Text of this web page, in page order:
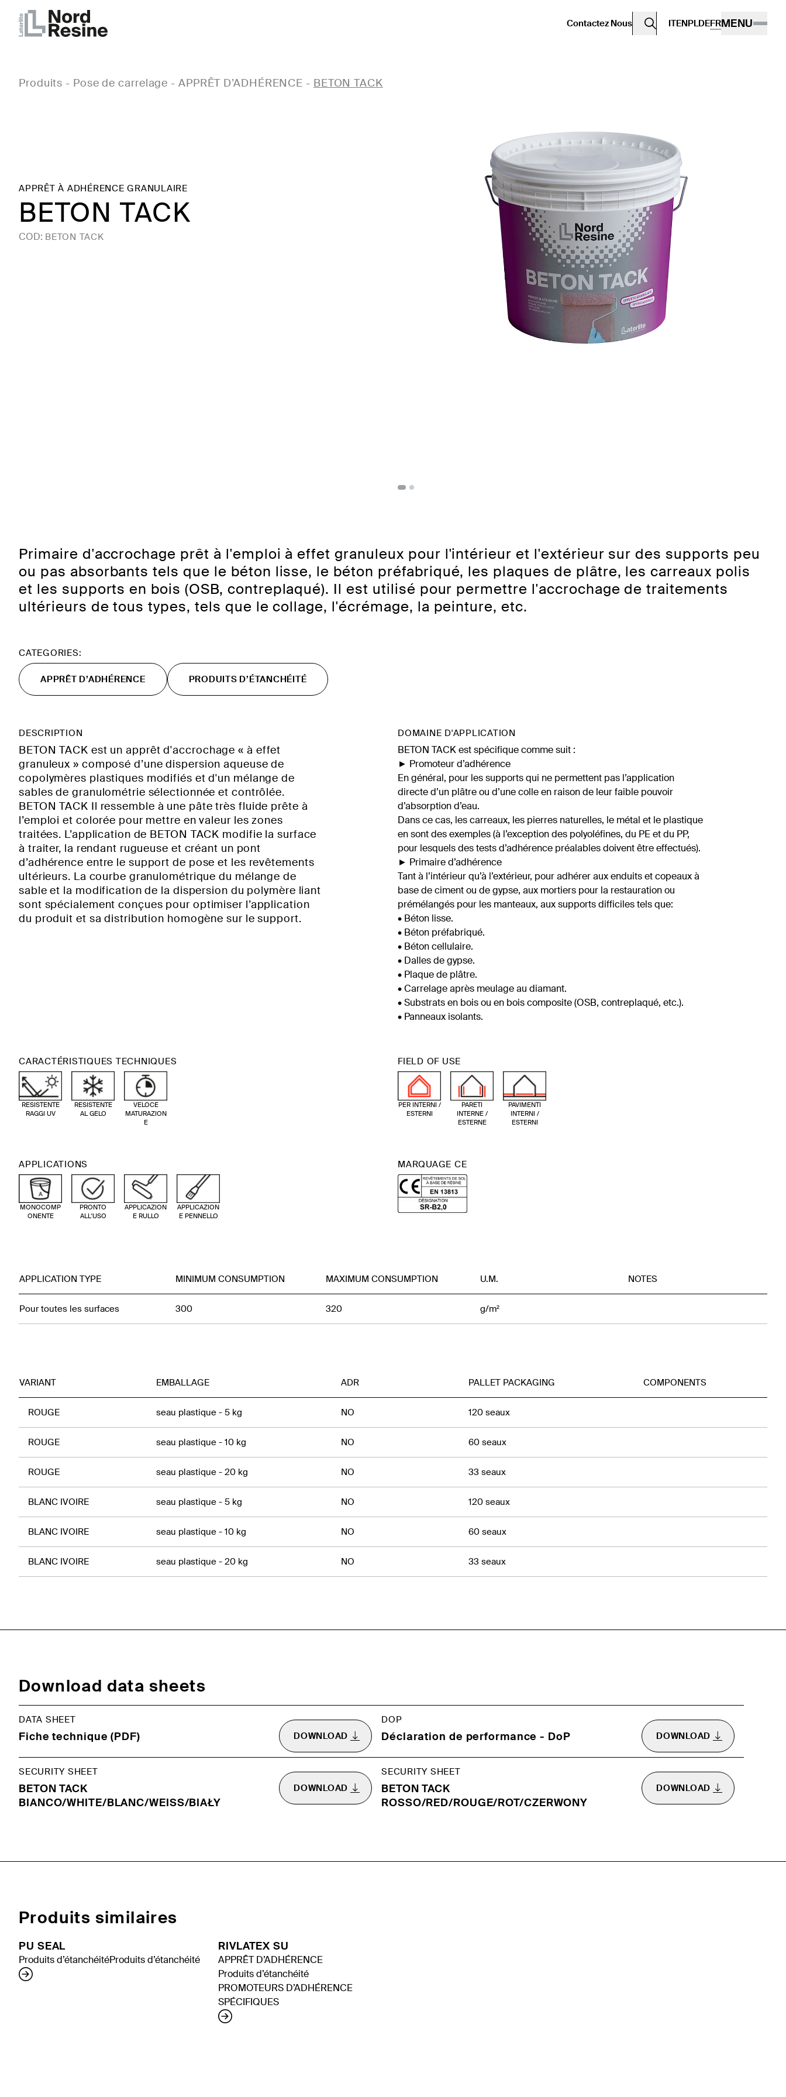
Contactez Nous ITENPLDEFRMENU
Produits - Pose de carrelage - APPRÊT D’ADHÉRENCE - BETON TACK
APPRÊT À ADHÉRENCE GRANULAIRE
BETON TACK
COD: BETON TACK
Primaire d'accrochage prêt à l'emploi à effet granuleux pour l'intérieur et l'extérieur sur des supports peu
ou pas absorbants tels que le béton lisse, le béton préfabriqué, les plaques de plâtre, les carreaux polis
et les supports en bois (OSB, contreplaqué). Il est utilisé pour permettre l'accrochage de traitements
ultérieurs de tous types, tels que le collage, l'écrémage, la peinture, etc.
CATEGORIES:
APPRÊT D’ADHÉRENCE PRODUITS D’ÉTANCHÉITÉ
DESCRIPTION
BETON TACK est un apprêt d'accrochage « à effet
granuleux » composé d’une dispersion aqueuse de
copolymères plastiques modifiés et d'un mélange de
sables de granulométrie sélectionnée et contrôlée.
BETON TACK Il ressemble à une pâte très fluide prête à
l’emploi et colorée pour mettre en valeur les zones
traitées. L’application de BETON TACK modifie la surface
à traiter, la rendant rugueuse et créant un pont
d’adhérence entre le support de pose et les revêtements
ultérieurs. La courbe granulométrique du mélange de
sable et la modification de la dispersion du polymère liant
sont spécialement conçues pour optimiser l’application
du produit et sa distribution homogène sur le support.
DOMAINE D'APPLICATION
BETON TACK est spécifique comme suit :
► Promoteur d’adhérence
En général, pour les supports qui ne permettent pas l’application
directe d’un plâtre ou d’une colle en raison de leur faible pouvoir
d’absorption d’eau.
Dans ce cas, les carreaux, les pierres naturelles, le métal et le plastique
en sont des exemples (à l’exception des polyoléfines, du PE et du PP,
pour lesquels des tests d’adhérence préalables doivent être effectués).
► Primaire d’adhérence
Tant à l’intérieur qu’à l’extérieur, pour adhérer aux enduits et copeaux à
base de ciment ou de gypse, aux mortiers pour la restauration ou
prémélangés pour les manteaux, aux supports difficiles tels que:
• Béton lisse.
• Béton préfabriqué.
• Béton cellulaire.
• Dalles de gypse.
• Plaque de plâtre.
• Carrelage après meulage au diamant.
• Substrats en bois ou en bois composite (OSB, contreplaqué, etc.).
• Panneaux isolants.
CARACTÉRISTIQUES TECHNIQUES
RESISTENTE
RAGGI UV
RESISTENTE
AL GELO
VELOCE
MATURAZION
E
FIELD OF USE
PER INTERNI /
ESTERNI
PARETI
INTERNE /
ESTERNE
PAVIMENTI
INTERNI /
ESTERNI
APPLICATIONS
MONOCOMP
ONENTE
PRONTO
ALL'USO
APPLICAZION
E RULLO
APPLICAZION
E PENNELLO
MARQUAGE CE
APPLICATION TYPE MINIMUM CONSUMPTION MAXIMUM CONSUMPTION U.M. NOTES
Pour toutes les surfaces 300 320 g/m²
VARIANT EMBALLAGE ADR PALLET PACKAGING COMPONENTS
ROUGE seau plastique - 5 kg NO 120 seaux
ROUGE seau plastique - 10 kg NO 60 seaux
ROUGE seau plastique - 20 kg NO 33 seaux
BLANC IVOIRE seau plastique - 5 kg NO 120 seaux
BLANC IVOIRE seau plastique - 10 kg NO 60 seaux
BLANC IVOIRE seau plastique - 20 kg NO 33 seaux
Download data sheets
DATA SHEET
Fiche technique (PDF) DOWNLOAD
DOP
Déclaration de performance - DoP DOWNLOAD
SECURITY SHEET
BETON TACK
BIANCO/WHITE/BLANC/WEISS/BIAŁY
DOWNLOAD
SECURITY SHEET
BETON TACK
ROSSO/RED/ROUGE/ROT/CZERWONY
DOWNLOAD
Produits similaires
PU SEAL
Produits d’étanchéitéProduits d’étanchéité
RIVLATEX SU
APPRÊT D’ADHÉRENCE
Produits d’étanchéité
PROMOTEURS D’ADHÉRENCE
SPÉCIFIQUES